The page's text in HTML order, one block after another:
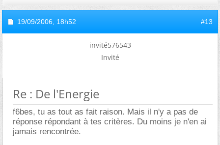
19/09/2006, 18h52 #13
invité576543
Invité
Re : De l'Energie
f6bes, tu as tout as fait raison. Mais il n'y a pas de
réponse répondant à tes critères. Du moins je n'en ai
jamais rencontrée.